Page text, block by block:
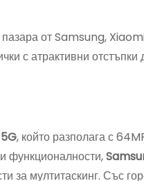
от Samsung,
с атрактивни
, който разполага с
функционалности,
за мултитаскинг. Със